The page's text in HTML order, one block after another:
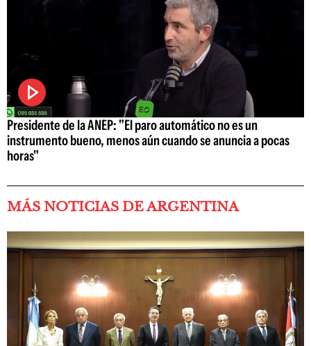
Presidente de la ANEP: "El paro automático no es un
instrumento bueno, menos aún cuando se anuncia a pocas
horas"
MÁS NOTICIAS DE ARGENTINA